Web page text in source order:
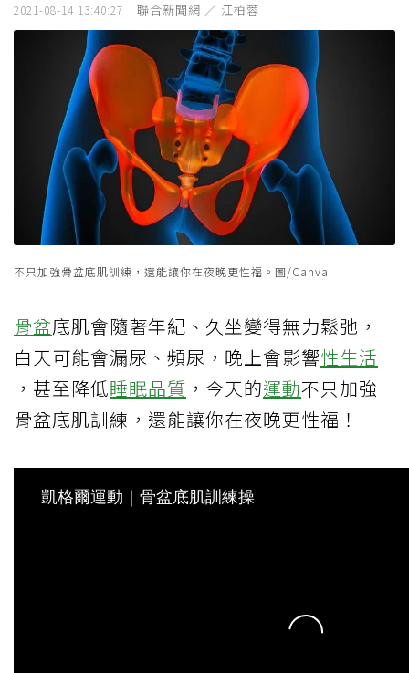
2021-08-14 13:40:27 聯合新聞網 ／ 江柏蓉
不只加強骨盆底肌訓練，還能讓你在夜晚更性福。圖/Canva
骨盆底肌會隨著年紀、久坐變得無力鬆弛，
白天可能會漏尿、頻尿，晚上會影響性生活
，甚至降低睡眠品質 ，今天的運動不只加強
骨盆底肌訓練，還能讓你在夜晚更性福！